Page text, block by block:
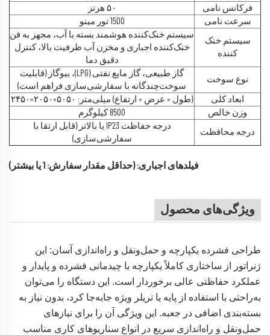
فرکانس نامی
۵۰ هرتز
سرعت نامی
1500 تور مینو
سیستم خنک
کننده
سیستم خنک‌کننده هوشمند بسته با آب، مجهز به فن
خنک‌کننده اجباری و مخزن آب ظرفیت بالا، کنترل
دقیق دما
نوع سوخت
گاز طبیعی، گاز مایع نفتی (LPG)، بیوگاز (قابلیت
سوخت‌چندگانه با سفارشی‌سازی فراهم است)
ابعاد کلی
(طول × عرض × ارتفاع) میلی‌متر: ۵۰۵۰×۲۰۵۰×۲۴۵۰
وزن خالص
8500 کیلوگرم
درجه محافظت
درجه حفاظت IP23 یا بالاتر (قابل ارتقا با
سفارشی‌سازی)
فیلدهای اجباری: (حداقل مقدار سفارش: 1 یا بیشتر)
ویژگی‌های محصول
طراحی فشرده یکپارچه و حمل‌ونقل و راه‌اندازی آسان: این
ژنراتور از ساختاری کاملاً یکپارچه با چیدمانی فشرده و پایدار و
عملکرد حفاظتی عالی برخوردار است. این دستگاه را می‌توان
به‌راحتی با استفاده از پایه یا تریلر ویژه جابه‌جا کرد، بدون نیاز به
بسته‌بندی اضافی در جعبه. این ویژگی آن را برای نیازهای
حمل‌ونقل و راه‌اندازی سریع در انواع سناریوهای کاری مناسب